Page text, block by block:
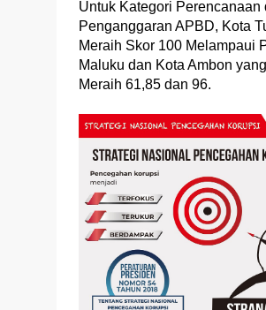
Untuk Kategori Perencanaan
Penganggaran APBD, Kota
Meraih Skor 100 Melampaui
Maluku dan Kota Ambon
Meraih 61,85 dan 96.